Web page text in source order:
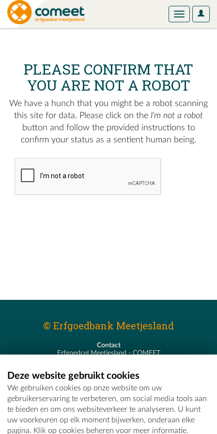
User
Toggle
PLEASE CONFIRM THAT
YOU ARE NOT A ROBOT
We have a hunch that you might be a robot scanning
this site for data. Please click on the I'm not a robot
button and follow the provided instructions to
confirm your status as a sentient human being.
© Erfgoedbank Meetjesland
Contact
Erfgoedcel Meetjesland - COMEET
T - 09 373 75 96
E -erfgoedcel@comeet.be
Deze website gebruikt cookies
We gebruiken cookies op onze website om uw
gebruikerservaring te verbeteren, om social media tools aan
te bieden en om ons websiteverkeer te analyseren. U kunt
uw voorkeuren op elk moment bijwerken, onderaan elke
pagina. Klik op cookies beheren voor meer informatie.